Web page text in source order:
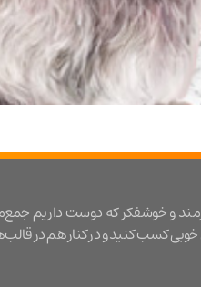
و خوشفکر که دوست داریم
خوبی کسب کنید و در کنار هم در